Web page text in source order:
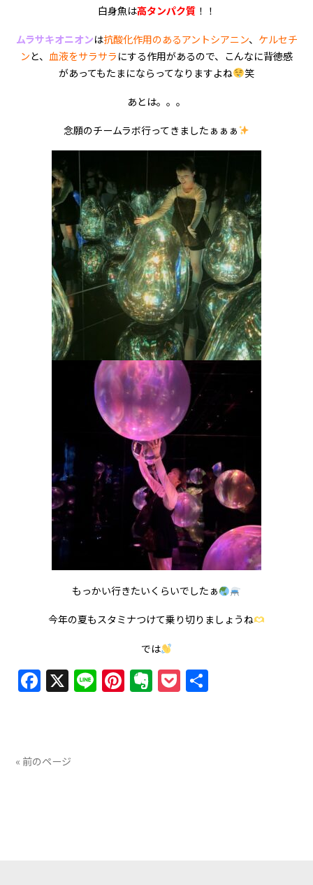
白身魚は高タンパク質 ！！
ムラサキオニオンは抗酸化作用のあるアントシアニン、 ケルセチ
ンと、 血液をサラサラ にする作用があるので、こんなに背徳感
があってもたまにならってなりますよね
笑
あとは。。。
念願のチームラボ行ってきましたぁぁぁ
もっかい行きたいくらいでしたぁ
今年の夏もスタミナつけて乗り切りましょうね
では
Facebook
X LinePinterest
Evernote
Pocket
« 前のページ